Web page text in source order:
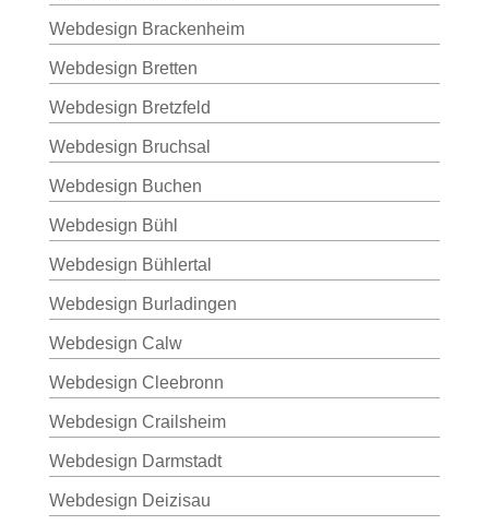
Webdesign Brackenheim
Webdesign Bretten
Webdesign Bretzfeld
Webdesign Bruchsal
Webdesign Buchen
Webdesign Bühl
Webdesign Bühlertal
Webdesign Burladingen
Webdesign Calw
Webdesign Cleebronn
Webdesign Crailsheim
Webdesign Darmstadt
Webdesign Deizisau